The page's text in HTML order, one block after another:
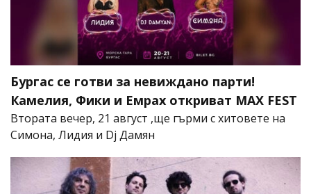
Бургас се готви за невиждано парти!
Камелия, Фики и Емрах откриват MAX FEST
Втората вечер, 21 август ,ще гърми с хитовете на
Симона, Лидия и Dj Дамян